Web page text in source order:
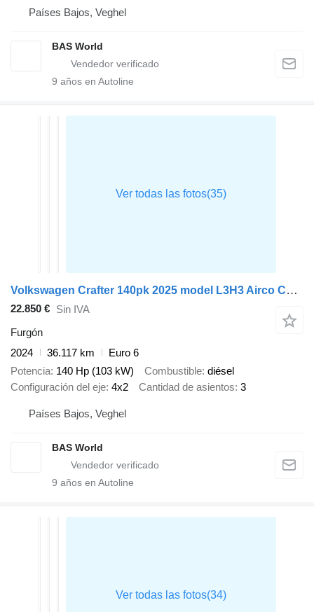
Países Bajos, Veghel
BAS World
9 años en Autoline
Volkswagen Crafter 140pk 2025 model L3H3 Airco Camera CarPlay Parkeersensor
22.850 € Sin IVA
Furgón
2024
36.117 km
Euro 6
Potencia 140 Hp (103 kW) Combustible diésel
Configuración del eje 4x2 Cantidad de asientos 3
Países Bajos, Veghel
BAS World
9 años en Autoline